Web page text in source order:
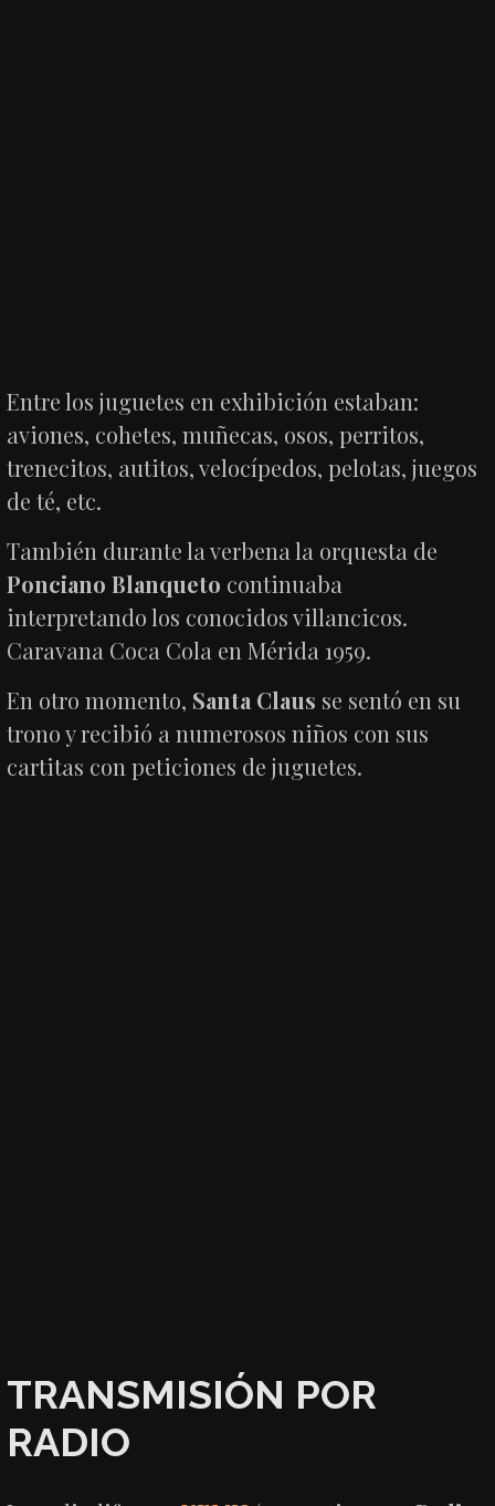
Entre los juguetes en exhibición estaban:
aviones, cohetes, muñecas, osos, perritos,
trenecitos, autitos, velocípedos, pelotas, juegos
de té, etc.
También durante la verbena la orquesta de
Ponciano Blanqueto continuaba
interpretando los conocidos villancicos.
Caravana Coca Cola en Mérida 1959.
En otro momento, Santa Claus se sentó en su
trono y recibió a numerosos niños con sus
cartitas con peticiones de juguetes.
TRANSMISIÓN POR
RADIO